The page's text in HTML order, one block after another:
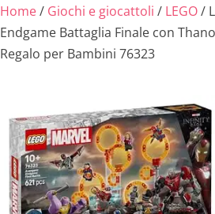
Home/ Giochi e giocattoli / LEGO/
Endgame Battaglia Finale con
Regalo per Bambini 76323